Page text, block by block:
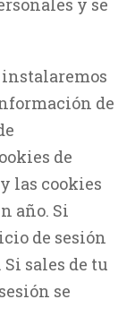
y se
de
de
las cookies
año. Si
de sesión
sales de tu
se